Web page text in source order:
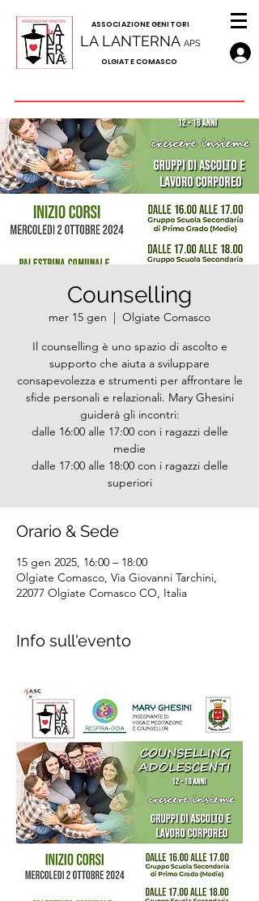
LA LANTERNA APS
ASSOCIAZIONE GENITORI
OLGIATE COMASCO
Counselling
mer 15 gen
  |
Olgiate Comasco
Il counselling è uno spazio di ascolto e
supporto che aiuta a sviluppare
consapevolezza e strumenti per affrontare le
sfide personali e relazionali. Mary Ghesini
guiderà gli incontri:
dalle 16:00 alle 17:00 con i ragazzi delle
medie
dalle 17:00 alle 18:00 con i ragazzi delle
superiori
Orario & Sede
15 gen 2025, 16:00 – 18:00
Olgiate Comasco, Via Giovanni Tarchini,
22077 Olgiate Comasco CO, Italia
Info sull'evento